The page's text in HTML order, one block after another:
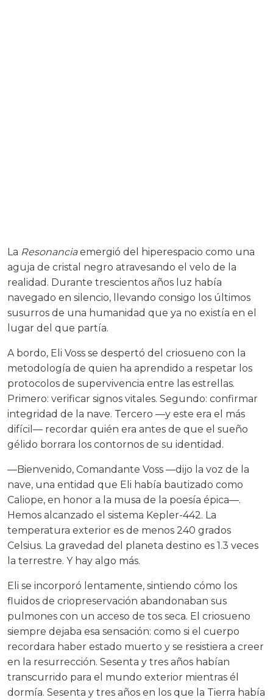
La Resonanciaemergió del hiperespacio como una
aguja de cristal negro atravesando el velo de la
realidad. Durante trescientos años luz había
navegado en silencio, llevando consigo los últimos
susurros de una humanidad que ya no existía en el
lugar del que partía.
A bordo, Eli Voss se despertó del criosueno con la
metodología de quien ha aprendido a respetar los
protocolos de supervivencia entre las estrellas.
Primero: verificar signos vitales. Segundo: confirmar
integridad de la nave. Tercero —y este era el más
difícil— recordar quién era antes de que el sueño
gélido borrara los contornos de su identidad.
—Bienvenido, Comandante Voss —dijo la voz de la
nave, una entidad que Eli había bautizado como
Caliope, en honor a la musa de la poesía épica—.
Hemos alcanzado el sistema Kepler-442. La
temperatura exterior es de menos 240 grados
Celsius. La gravedad del planeta destino es 1.3 veces
la terrestre. Y hay algo más.
Eli se incorporó lentamente, sintiendo cómo los
fluidos de criopreservación abandonaban sus
pulmones con un acceso de tos seca. El criosueno
siempre dejaba esa sensación: como si el cuerpo
recordara haber estado muerto y se resistiera a creer
en la resurrección. Sesenta y tres años habían
transcurrido para el mundo exterior mientras él
dormía. Sesenta y tres años en los que la Tierra había